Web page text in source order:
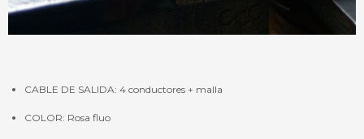
CABLE DE SALIDA: 4 conductores + malla
COLOR: Rosa fluo